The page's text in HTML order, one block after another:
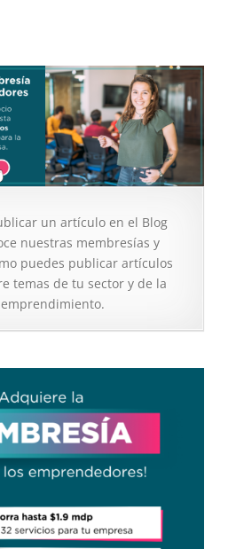
un artículo en el Blog
nuestras membresías y
puedes publicar artículos
temas de tu sector y de la